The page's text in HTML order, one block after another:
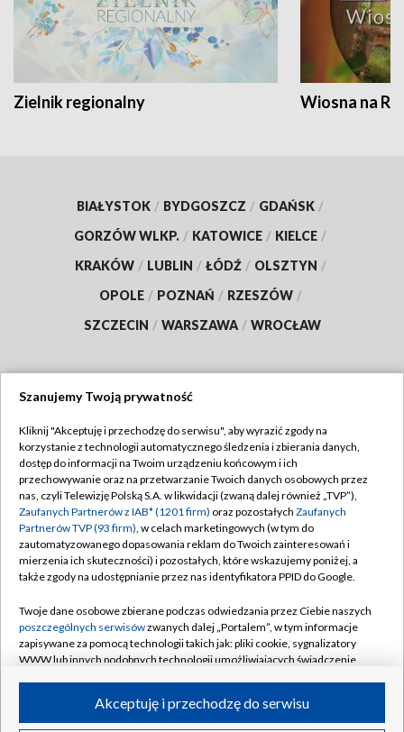
Zielnik regionalny Wiosna na
BIAŁYSTOK / BYDGOSZCZ / GDAŃSK /
GORZÓW WLKP. / KATOWICE / KIELCE /
KRAKÓW / LUBLIN / ŁÓDŹ / OLSZTYN /
OPOLE / POZNAŃ / RZESZÓW /
SZCZECIN / WARSZAWA / WROCŁAW
TVP
Abonament TVP
Emisja w TVP
Centrum informacji TVP
Naziemna Telewizja Cyfrowa
Rada Programowa
System NOS
Informacje o nadawcy
Program dla prasy
Regulamin TVP
Polityka prywatności
Moje zgody
Pomoc
Kontakt
Kanały
Szanujemy Twoją prywatność
Kliknij "Akceptuję i przechodzę do serwisu", aby wyrazić zgody na
korzystanie z technologii automatycznego śledzenia i zbierania danych,
dostęp do informacji na Twoim urządzeniu końcowym i ich
przechowywanie oraz na przetwarzanie Twoich danych osobowych przez
nas, czyli Telewizję Polską S.A. w likwidacji (zwaną dalej również „TVP”),
Zaufanych Partnerów z IAB* (1201 firm) oraz pozostałych Zaufanych
Partnerów TVP (93 firm), w celach marketingowych (w tym do
zautomatyzowanego dopasowania reklam do Twoich zainteresowań i
mierzenia ich skuteczności) i pozostałych, które wskazujemy poniżej, a
także zgody na udostępnianie przez nas identyfikatora PPID do Google.
Twoje dane osobowe zbierane podczas odwiedzania przez Ciebie naszych
poszczególnych serwisówzwanych dalej „Portalem”, w tym informacje
zapisywane za pomocą technologii takich jak: pliki cookie, sygnalizatory
WWW lub innych podobnych technologii umożliwiających świadczenie
ruchu w Internecie.Akceptuję i przechodzę do serwisu